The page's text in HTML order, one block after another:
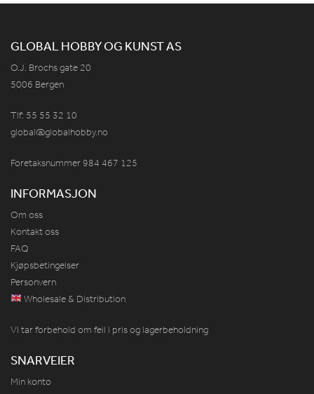
GLOBAL HOBBY OG KUNST AS
O.J. Brochs gate 20
5006 Bergen
Tlf: 55 55 32 10
global@globalhobby.no
Foretaksnummer 984 467 125
INFORMASJON
Om oss
Kontakt oss
FAQ
Kjøpsbetingelser
Personvern
Wholesale & Distribution
Vi tar forbehold om feil i pris og lagerbeholdning
SNARVEIER
Min konto